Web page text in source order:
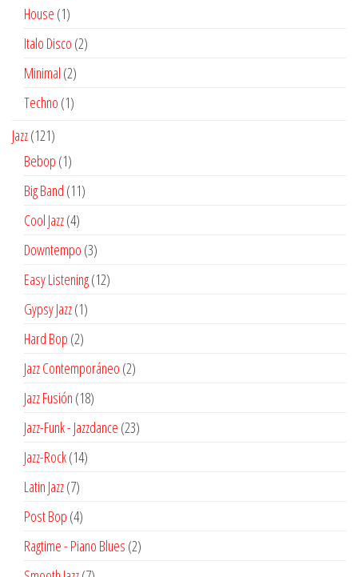
House 11
producto
Italo Disco 22
Minimal 22
productos
Techno 11
Jazz 121121
productos
Bebop 11
producto
Big Band 1111
Cool Jazz 44
productos
Downtempo 33
productos
Easy Listening 1212
Gypsy Jazz 11
Hard Bop 22
productos
Jazz Contemporáneo 22
Jazz Fusión 1818
productos
Jazz-Funk - Jazzdance 2323
Jazz-Rock 1414
Latin Jazz 77
productos
Post Bop 44
productos
Ragtime - Piano Blues 22